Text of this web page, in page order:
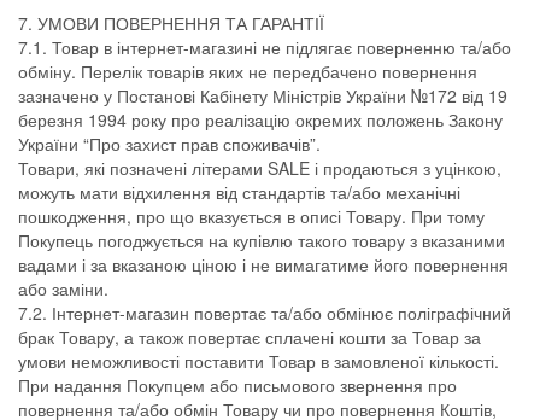
7. УМОВИ ПОВЕРНЕННЯ ТА ГАРАНТІЇ
7.1. Товар в інтернет-магазині не підлягає поверненню та/або
обміну. Перелік товарів яких не передбачено повернення
зазначено у Постанові Кабінету Міністрів України №172 від 19
березня 1994 року про реалізацію окремих положень Закону
України “Про захист прав споживачів”.
Товари, які позначені літерами SALE і продаються з уцінкою,
можуть мати відхилення від стандартів та/або механічні
пошкодження, про що вказується в описі Товару. При тому
Покупець погоджується на купівлю такого товару з вказаними
вадами і за вказаною ціною і не вимагатиме його повернення
або заміни.
7.2. Інтернет-магазин повертає та/або обмінює поліграфічний
брак Товару, а також повертає сплачені кошти за Товар за
умови неможливості поставити Товар в замовленої кількості.
При надання Покупцем або письмового звернення про
повернення та/або обмін Товару чи про повернення Коштів,